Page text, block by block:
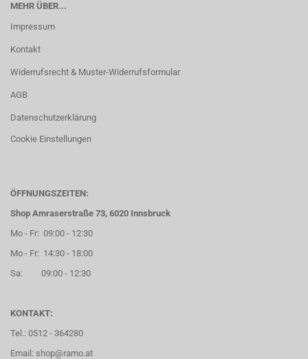
MEHR ÜBER...
Impressum
Kontakt
Widerrufsrecht & Muster-Widerrufsformular
AGB
Datenschutzerklärung
Cookie Einstellungen
ÖFFNUNGSZEITEN:
Shop Amraserstraße 73, 6020 Innsbruck
Mo - Fr: 09:00 - 12:30
Mo - Fr: 14:30 - 18:00
Sa: 09:00 - 12:30
KONTAKT:
Tel.: 0512 - 364280
Email: shop@ramo.at